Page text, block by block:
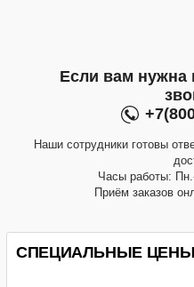
Если вам
Наши сотрудники готовы
Часы работы:
Приём заказов
СПЕЦИАЛЬНЫЕ ЦЕНЫ